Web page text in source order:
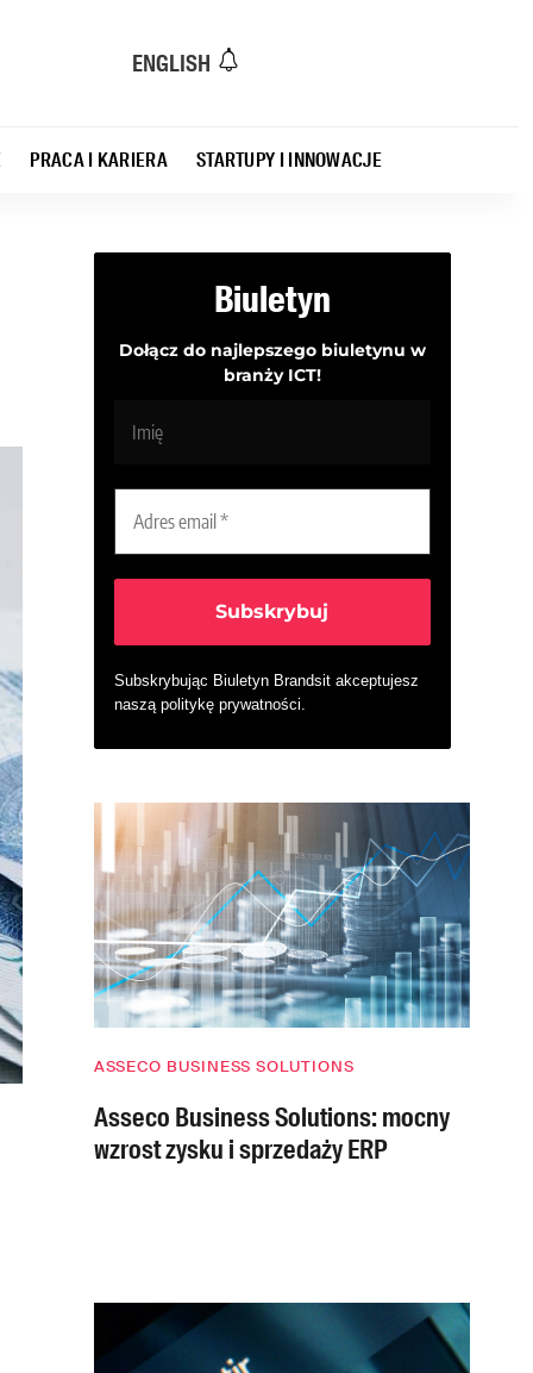
ENGLISH
PRACA I KARIERA STARTUPY I INNOWACJE
Biuletyn
Dołącz do najlepszego biuletynu w
branży ICT!
Subskrybując Biuletyn Brandsit akceptujesz
naszą politykę prywatności
ASSECO BUSINESS SOLUTIONS
Asseco Business Solutions: mocny
wzrost zysku i sprzedaży ERP